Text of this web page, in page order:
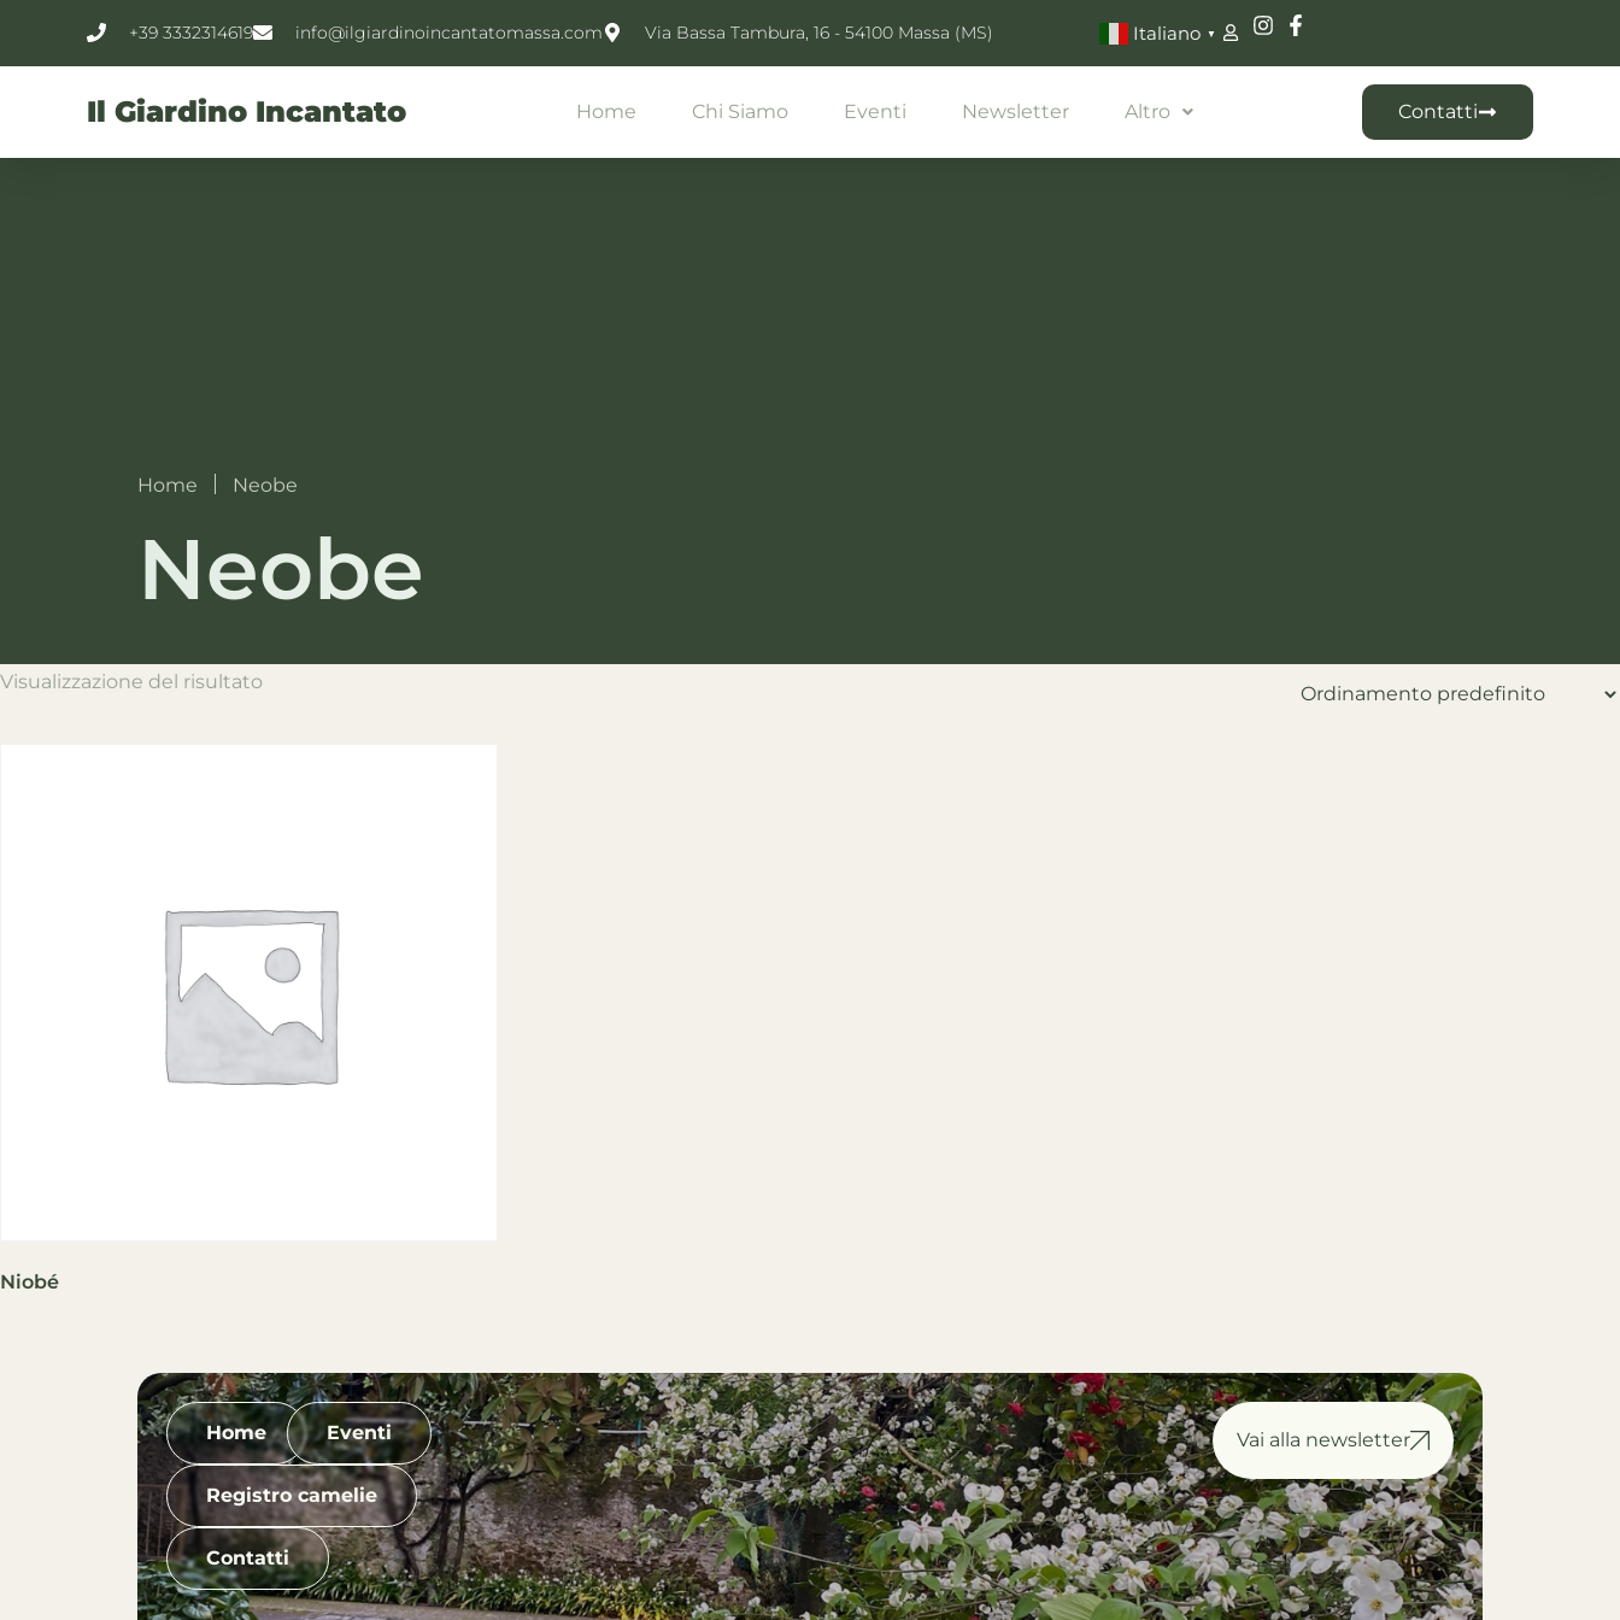
+39 3332314619 info@ilgiardinoincantatomassa.com Via Bassa Tambura, 16 - 54100 Massa (MS) Italiano ▼
Il Giardino Incantato Home Chi Siamo Eventi Newsletter Altro Contatti
Home Neobe
Neobe
Visualizzazione del risultato
Niobé
Home Eventi
Registro camelie
Contatti